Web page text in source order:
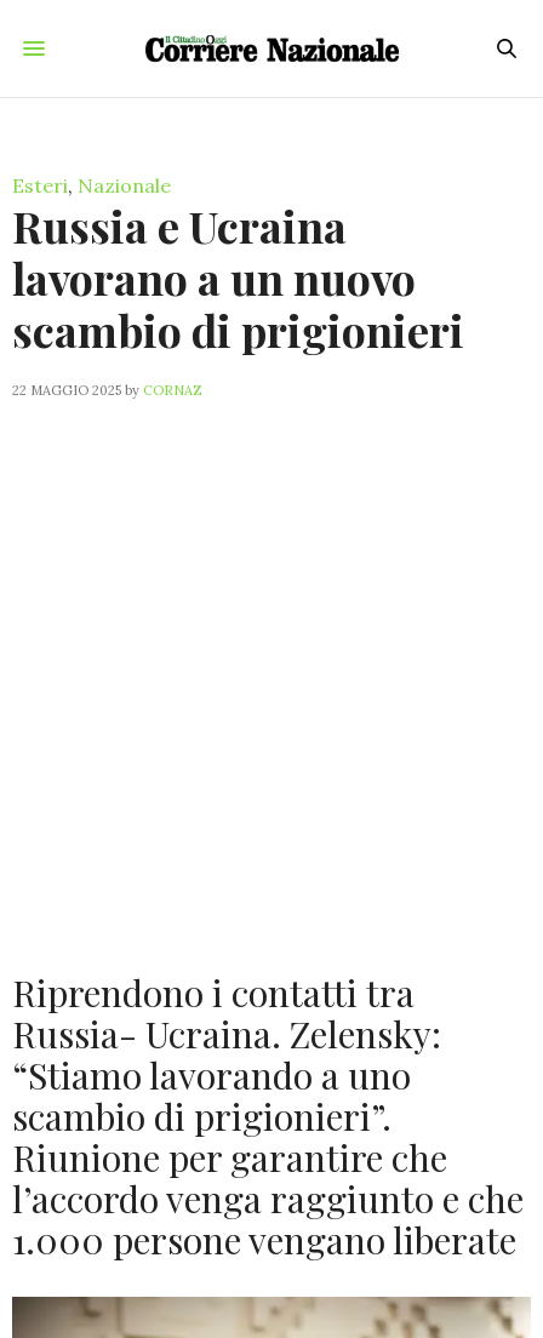
Esteri, Nazionale
Russia e Ucraina
lavorano a un nuovo
scambio di prigionieri
22 MAGGIO 2025 by CORNAZ
Riprendono i contatti tra
Russia- Ucraina. Zelensky:
“Stiamo lavorando a uno
scambio di prigionieri”.
Riunione per garantire che
l’accordo venga raggiunto e che
1.000 persone vengano liberate